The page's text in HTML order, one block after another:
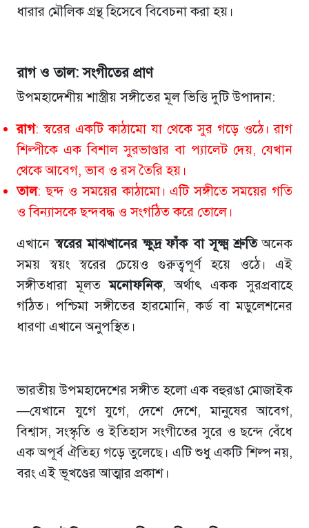
ধারার মৌলিক গ্রন্থ হিসেবে বিবেচনা করা হয়।
রাগ ও তাল:সংগীতের প্রাণ
উপমহাদেশীয় শাস্ত্রীয় সঙ্গীতের মূল ভিত্তি দুটি উপাদান:
রাগ: স্বরের একটি কাঠামো যা থেকে সুর গড়ে ওঠে। রাগ
শিল্পীকে এক বিশাল সুরভাণ্ডার বা প্যালেট দেয়, যেখান
থেকে আবেগ, ভাব ও রস তৈরি হয়।
তাল: ছন্দ ও সময়ের কাঠামো। এটি সঙ্গীতে সময়ের গতি
ও বিন্যাসকে ছন্দবদ্ধ ও সংগঠিত করে তোলে।
এখানেস্বরের মাঝখানের ক্ষুদ্র ফাঁক বা সূক্ষ্ম শ্রুতিঅনেক
সময় স্বয়ং স্বরের চেয়েও গুরুত্বপূর্ণ হয়ে ওঠে। এই
সঙ্গীতধারা মূলতমনোফনিক, অর্থাৎ একক সুরপ্রবাহে
গঠিত। পশ্চিমা সঙ্গীতের হারমোনি, কর্ড বা মডুলেশনের
ধারণা এখানে অনুপস্থিত।
ভারতীয় উপমহাদেশের সঙ্গীত হলো এক বহুরঙা মোজাইক
—যেখানে যুগে যুগে, দেশে দেশে, মানুষের আবেগ,
বিশ্বাস, সংস্কৃতি ও ইতিহাস সংগীতের সুরে ও ছন্দে বেঁধে
এক অপূর্ব ঐতিহ্য গড়ে তুলেছে। এটি শুধু একটি শিল্প নয়,
বরং এই ভূখণ্ডের আত্মার প্রকাশ।